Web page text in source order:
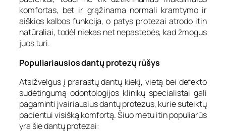
komfortas, bet ir grąžinama normali kramtymo ir
aiškios kalbos funkcija, o patys protezai atrodo itin
natūraliai, todėl niekas net nepastebės, kad žmogus
juos turi.
Populiariausios dantų protezų rūšys
Atsižvelgus į prarastų dantų kiekį, vietą bei defekto
sudėtingumą odontologijos klinikų specialistai gali
pagaminti įvairiausius dantų protezus, kurie suteiktų
pacientui visišką komfortą. Šiuo metu itin populiarūs
yra šie dantų protezai: